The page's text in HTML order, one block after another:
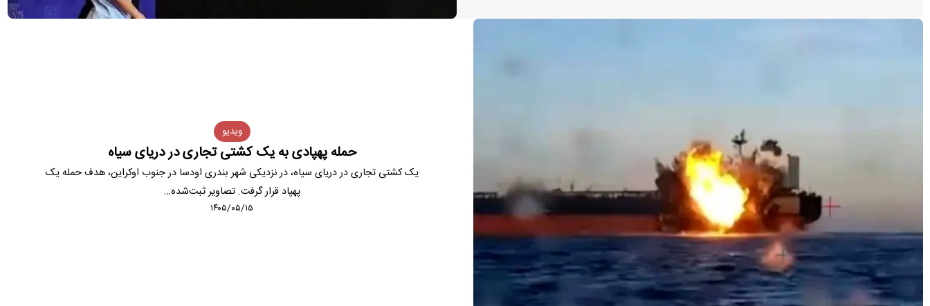
ویدیو
حمله پهپادی به یک کشتی تجاری در دریای سیاه
یک کشتی تجاری در دریای سیاه، در نزدیکی شهر بندری اودسا در جنوب اوکراین، هدف حمله یک
پهپاد قرار گرفت. تصاویر ثبت‌شده…
۱۴۰۵/۰۵/۱۵